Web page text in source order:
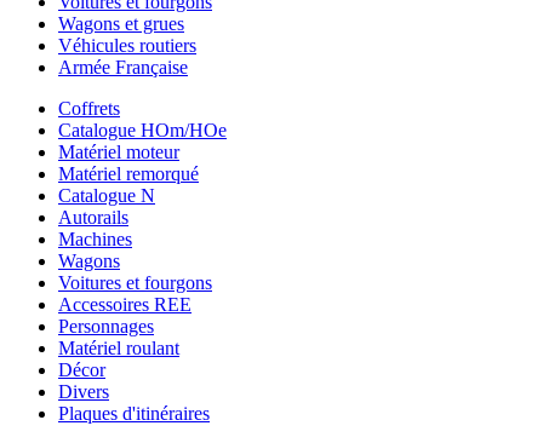
Wagons et grues
Véhicules routiers
Armée Française
Coffrets
Catalogue HOm/HOe
Matériel moteur
Matériel remorqué
Catalogue N
Autorails
Machines
Wagons
Voitures et fourgons
Accessoires REE
Personnages
Matériel roulant
Décor
Divers
Plaques d'itinéraires